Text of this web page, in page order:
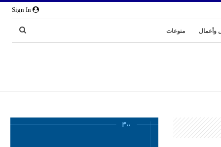
وأعمال منوعات